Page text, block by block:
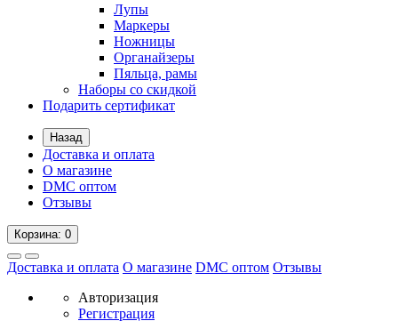
Лупы
Маркеры
Ножницы
Органайзеры
Пяльца, рамы
Наборы со скидкой
Подарить сертификат
Назад
Доставка и оплата
О магазине
DMC оптом
Отзывы
Корзина: 0
Доставка и оплата О магазине DMC оптом Отзывы
Авторизация
Регистрация